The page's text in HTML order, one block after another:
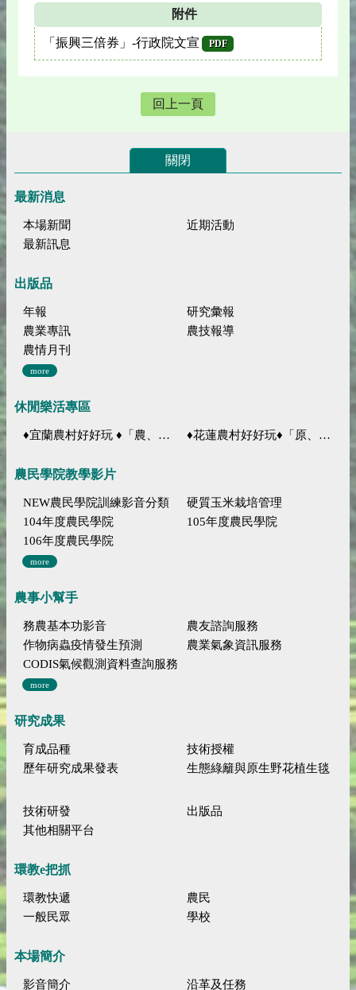
附件
「振興三倍券」-行政院文宣 PDF
回上一頁
關閉
最新消息
本場新聞
近期活動
最新訊息
出版品
年報
研究彙報
農業專訊
農技報導
農情月刊
more
休閒樂活專區
♦宜蘭農村好好玩 ♦「農、藝、山、水」四條遊程推薦 ♦花蓮農村好好玩♦「原、生、慢、活」四條遊程推薦
農民學院教學影片
NEW農民學院訓練影音分類
硬質玉米栽培管理
104年度農民學院
105年度農民學院
106年度農民學院
more
農事小幫手
務農基本功影音
農友諮詢服務
作物病蟲疫情發生預測
農業氣象資訊服務
CODIS氣候觀測資料查詢服務
more
研究成果
育成品種
技術授權
歷年研究成果發表
生態綠籬與原生野花植生毯
技術研發
出版品
其他相關平台
環教e把抓
環教快遞
農民
一般民眾
學校
本場簡介
影音簡介 沿革及任務